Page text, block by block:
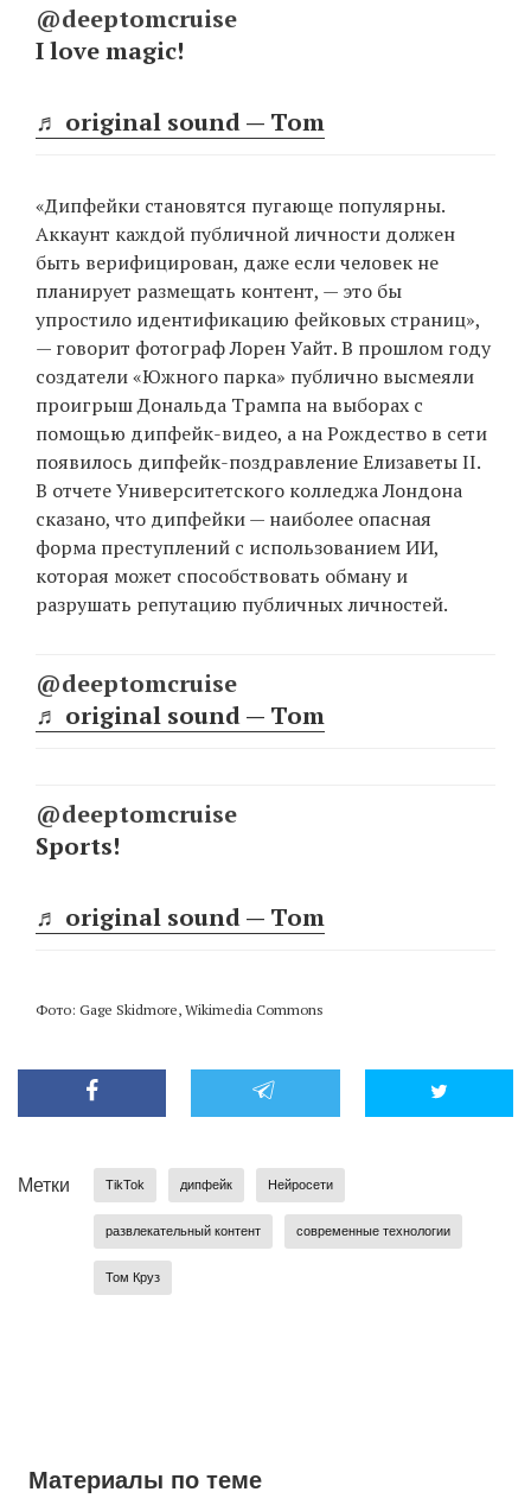
@deeptomcruise
I love magic!
♬ original sound — Tom
«Дипфейки становятся пугающе популярны.
Аккаунт каждой публичной личности должен
быть верифицирован, даже если человек не
планирует размещать контент, — это бы
упростило идентификацию фейковых страниц»,
— говорит фотограф Лорен Уайт. В прошлом году
создатели «Южного парка» публично высмеяли
проигрыш Дональда Трампа на выборах с
помощью дипфейк-видео, а на Рождество в сети
появилось дипфейк-поздравление Елизаветы II.
В отчете Университетского колледжа Лондона
сказано, что дипфейки — наиболее опасная
форма преступлений с использованием ИИ,
которая может способствовать обману и
разрушать репутацию публичных личностей.
@deeptomcruise
♬ original sound — Tom
@deeptomcruise
Sports!
♬ original sound — Tom
Фото: Gage Skidmore, Wikimedia Commons
Метки TikTok дипфейк Нейросети
развлекательный контент современные технологии
Том Круз
Материалы по теме